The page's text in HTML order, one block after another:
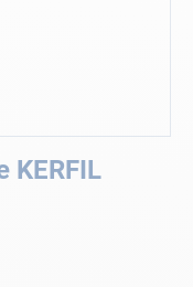
KERFIL